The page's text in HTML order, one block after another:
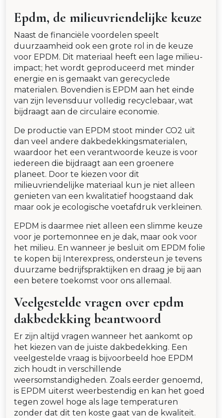
Epdm, de milieuvriendelijke keuze
Naast de financiële voordelen speelt
duurzaamheid ook een grote rol in de keuze
voor EPDM. Dit materiaal heeft een lage milieu-
impact; het wordt geproduceerd met minder
energie en is gemaakt van gerecyclede
materialen. Bovendien is EPDM aan het einde
van zijn levensduur volledig recyclebaar, wat
bijdraagt aan de circulaire economie.
De productie van EPDM stoot minder CO2 uit
dan veel andere dakbedekkingsmaterialen,
waardoor het een verantwoorde keuze is voor
iedereen die bijdraagt aan een groenere
planeet. Door te kiezen voor dit
milieuvriendelijke materiaal kun je niet alleen
genieten van een kwalitatief hoogstaand dak
maar ook je ecologische voetafdruk verkleinen.
EPDM is daarmee niet alleen een slimme keuze
voor je portemonnee en je dak, maar ook voor
het milieu. En wanneer je besluit om EPDM folie
te kopen bij Interexpress, ondersteun je tevens
duurzame bedrijfspraktijken en draag je bij aan
een betere toekomst voor ons allemaal.
Veelgestelde vragen over epdm
dakbedekking beantwoord
Er zijn altijd vragen wanneer het aankomt op
het kiezen van de juiste dakbedekking. Een
veelgestelde vraag is bijvoorbeeld hoe EPDM
zich houdt in verschillende
weersomstandigheden. Zoals eerder genoemd,
is EPDM uiterst weerbestendig en kan het goed
tegen zowel hoge als lage temperaturen
zonder dat dit ten koste gaat van de kwaliteit.